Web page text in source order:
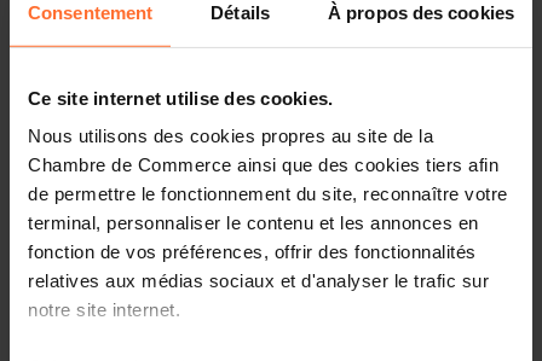
Consentement Détails À propos des cookies
Ce site internet utilise des cookies.
Nous utilisons des cookies propres au site de la
Chambre de Commerce ainsi que des cookies tiers afin
de permettre le fonctionnement du site, reconnaître votre
terminal, personnaliser le contenu et les annonces en
fonction de vos préférences, offrir des fonctionnalités
relatives aux médias sociaux et d'analyser le trafic sur
notre site internet.